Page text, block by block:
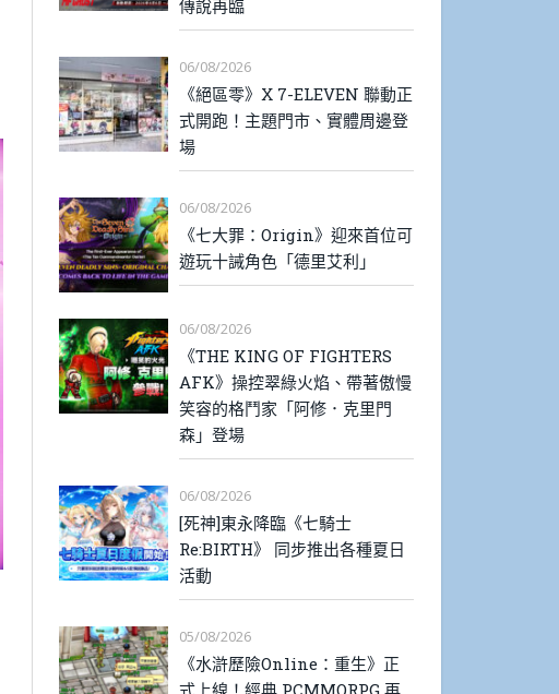
傳說再臨
06/08/2026
《絕區零》X 7-ELEVEN 聯動正
式開跑！主題門市、實體周邊登
場
06/08/2026
《七大罪：Origin》迎來首位可
遊玩十誡角色「德里艾利」
06/08/2026
《THE KING OF FIGHTERS
AFK》操控翠綠火焰、帶著傲慢
笑容的格鬥家「阿修．克里門
森」登場
06/08/2026
[死神]東永降臨《七騎士
Re:BIRTH》 同步推出各種夏日
活動
05/08/2026
《水滸歷險Online：重生》正